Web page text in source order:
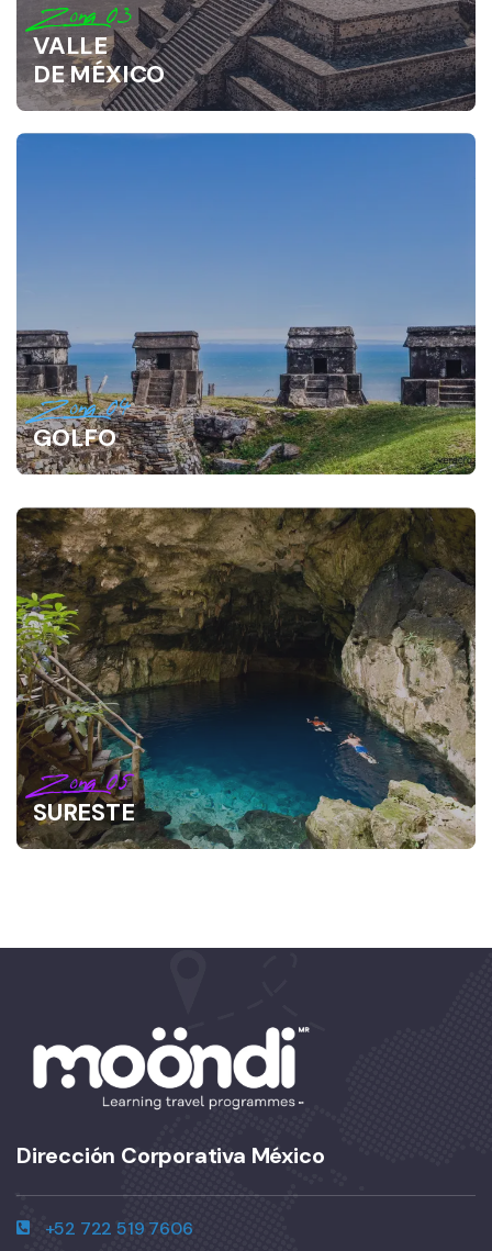
Zona 03
VALLE
DE MÉXICO
Zona 04
GOLFO
Zona 05
SURESTE
Dirección Corporativa México
+52 722 519 7606